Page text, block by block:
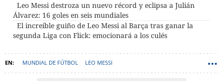
Leo Messi destroza un nuevo récord y eclipsa a Julián
Álvarez: 16 goles en seis mundiales
El increíble guiño de Leo Messi al Barça tras ganar la
segunda Liga con Flick: emocionará a los culés
MUNDIAL DE FÚTBOL LEO MESSI